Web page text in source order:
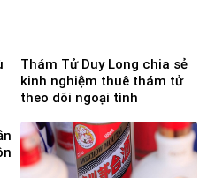
Thám Tử Duy Long chia sẻ
kinh nghiệm thuê thám tử
theo dõi ngoại tình